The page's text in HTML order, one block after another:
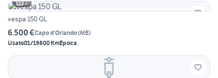
2
vespa 150 GL
6.500 €Capo d'Orlando(ME)
Usato01/19600 KmEpoca